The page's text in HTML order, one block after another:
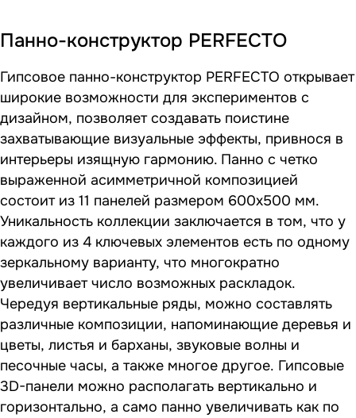
Панно-конструктор PERFECTO
Гипсовое панно-конструктор PERFECTO открывает
широкие возможности для экспериментов с
дизайном, позволяет создавать поистине
захватывающие визуальные эффекты, привнося в
интерьеры изящную гармонию. Панно с четко
выраженной асимметричной композицией
состоит из 11 панелей размером 600х500 мм.
Уникальность коллекции заключается в том, что у
каждого из 4 ключевых элементов есть по одному
зеркальному варианту, что многократно
увеличивает число возможных раскладок.
Чередуя вертикальные ряды, можно составлять
различные композиции, напоминающие деревья и
цветы, листья и барханы, звуковые волны и
песочные часы, а также многое другое. Гипсовые
3D-панели можно располагать вертикально и
горизонтально, а само панно увеличивать как по